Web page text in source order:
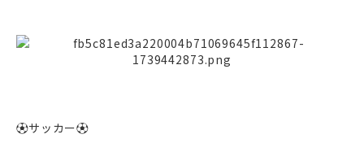
⚽サッカー⚽